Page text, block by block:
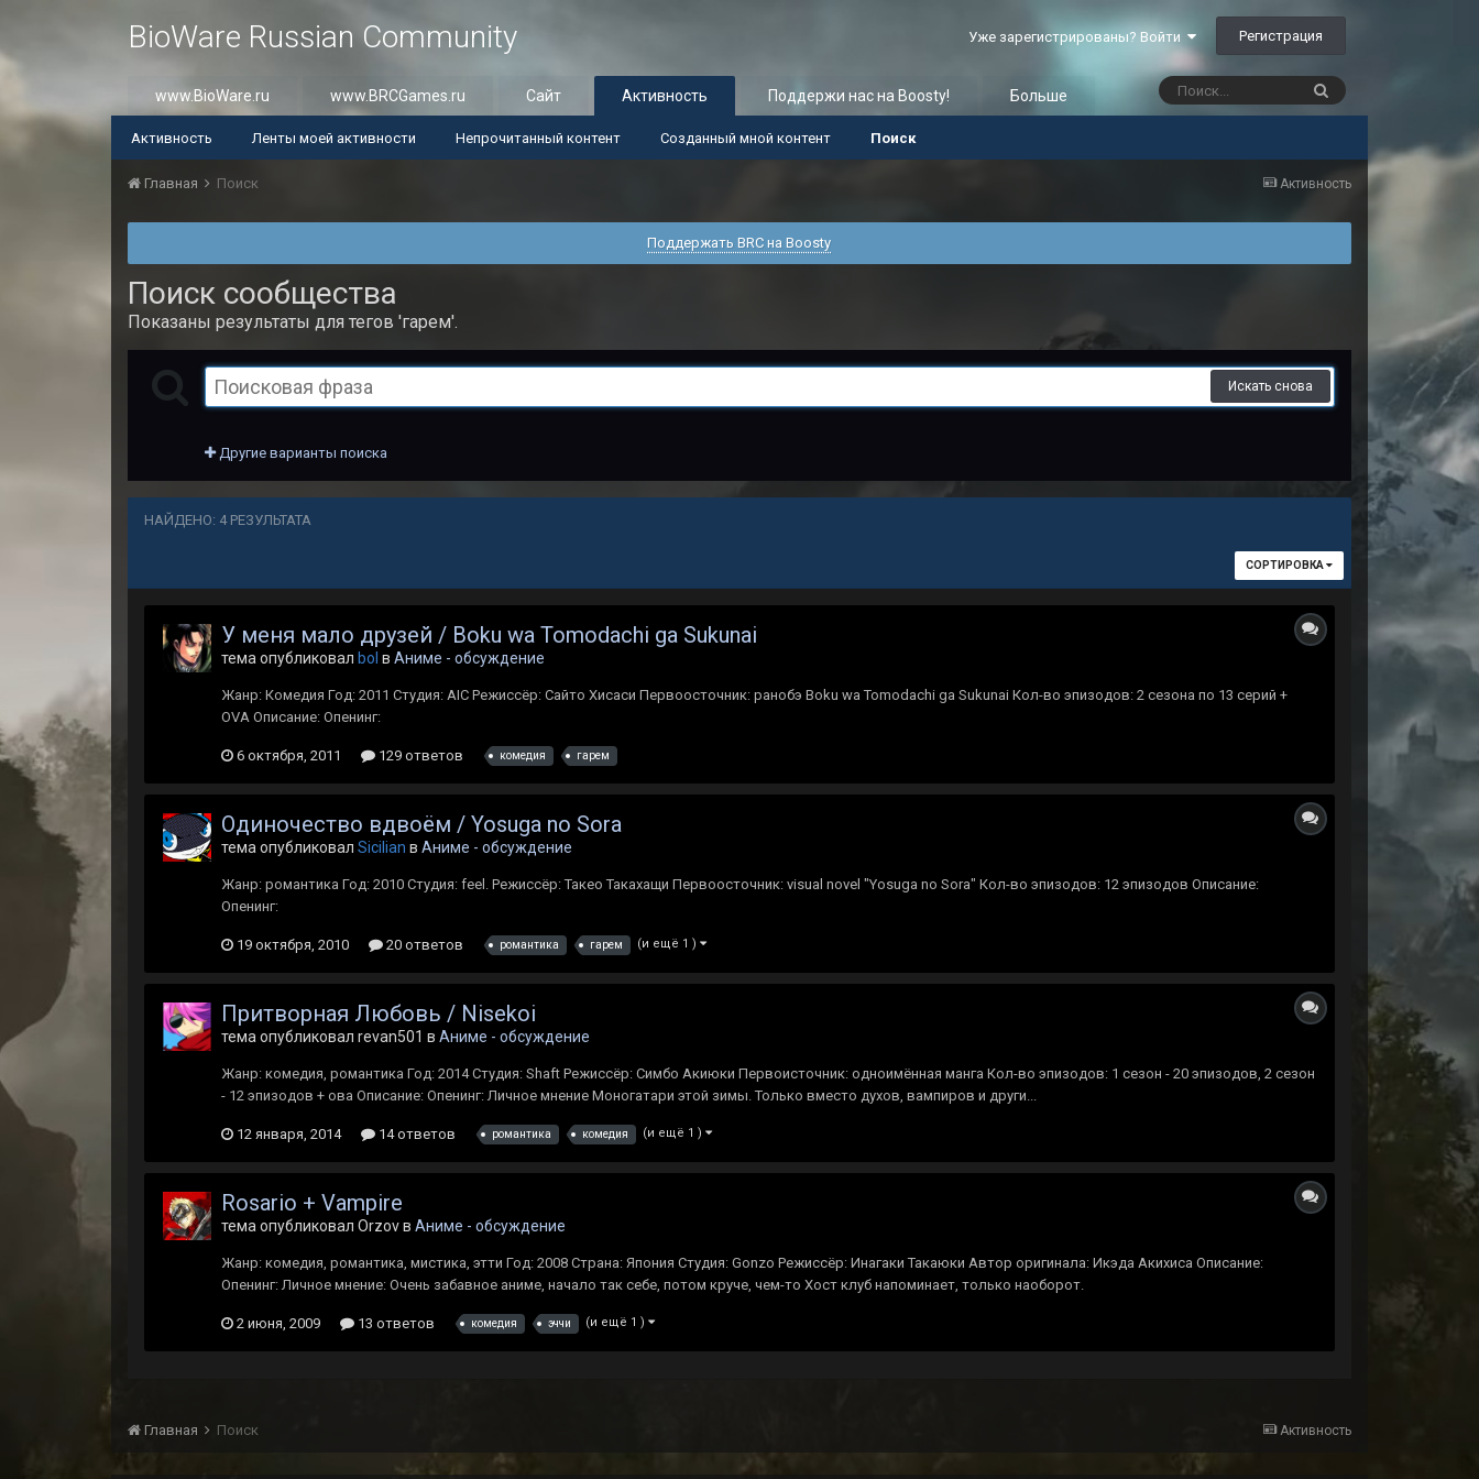
BioWare Russian Community Уже зарегистрированы? Войти Регистрация
www.BioWare.ru www.BRCGames.ru Сайт Активность
Активность Ленты моей активности Непрочитанный контент Созданный мной контент Поиск
Поддержи нас на Boosty! Больше
Активность
Главная Поиск
Поддержать BRC на Boosty
Поиск сообщества
Показаны результаты для тегов 'гарем'.
Искать снова
Другие варианты поиска
НАЙДЕНО: 4 РЕЗУЛЬТАТА
СОРТИРОВКА
У меня мало друзей / Boku wa Tomodachi ga Sukunai
тема опубликовал bol в Аниме - обсуждение
Жанр: Комедия Год: 2011 Студия: AIC Режиссёр: Сайто Хисаси Первоосточник: ранобэ Boku wa Tomodachi ga Sukunai Кол-во эпизодов: 2 сезона по 13 серий +
OVA Описание: Опенинг:
6 октября, 2011 129 ответов комедия гарем
Одиночество вдвоём / Yosuga no Sora
тема опубликовал Sicilian в Аниме - обсуждение
Жанр: романтика Год: 2010 Студия: feel. Режиссёр: Такео Такахащи Первоосточник: visual novel "Yosuga no Sora" Кол-во эпизодов: 12 эпизодов Описание:
Опенинг:
19 октября, 2010 20 ответов романтика гарем (и ещё 1 )
Притворная Любовь / Nisekoi
тема опубликовал revan501 в Аниме - обсуждение
Жанр: комедия, романтика Год: 2014 Студия: Shaft Режиссёр: Симбо Акиюки Первоисточник: одноимённая манга Кол-во эпизодов: 1 сезон - 20 эпизодов, 2 сезон
- 12 эпизодов + ова Описание: Опенинг: Личное мнение Моногатари этой зимы. Только вместо духов, вампиров и други...
12 января, 2014 14 ответов романтика комедия (и ещё 1 )
Rosario + Vampire
тема опубликовал Orzov в Аниме - обсуждение
Жанр: комедия, романтика, мистика, этти Год: 2008 Страна: Япония Студия: Gonzo Режиссёр: Инагаки Такаюки Автор оригинала: Икэда Акихиса Описание:
Опенинг: Личное мнение: Очень забавное аниме, начало так себе, потом круче, чем-то Хост клуб напоминает, только наоборот.
2 июня, 2009 13 ответов комедия эччи (и ещё 1 )
Активность
Главная Поиск